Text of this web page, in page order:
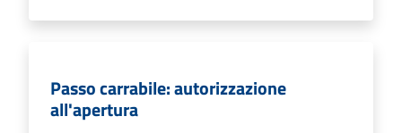
Passo carrabile: autorizzazione
all'apertura